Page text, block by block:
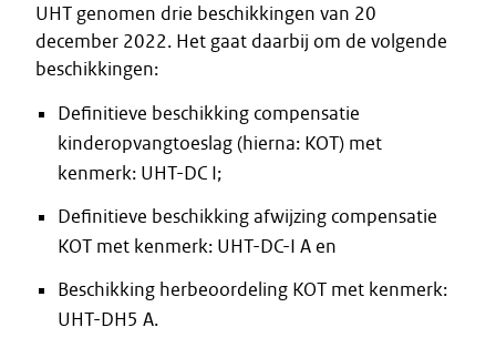
UHT genomen drie beschikkingen van 20
december 2022. Het gaat daarbij om de volgende
beschikkingen:
Definitieve beschikking compensatie
kinderopvangtoeslag (hierna: KOT) met
kenmerk: UHT-DC I;
Definitieve beschikking afwijzing compensatie
KOT met kenmerk: UHT-DC-I A en
Beschikking herbeoordeling KOT met kenmerk:
UHT-DH5 A.